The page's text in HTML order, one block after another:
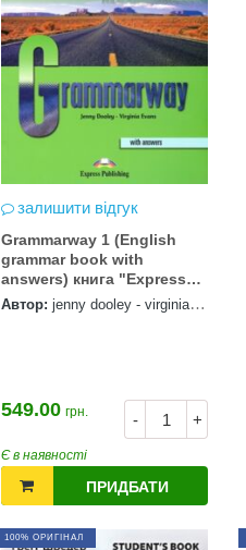
залишити відгук
Grammarway 1 (English
grammar book with
answers) книга "Express
Publishing"
Автор: jenny dooley - virginia
- +
549.00 грн.
Є в наявності
ПРИДБАТИ
100% ОРИГІНАЛ